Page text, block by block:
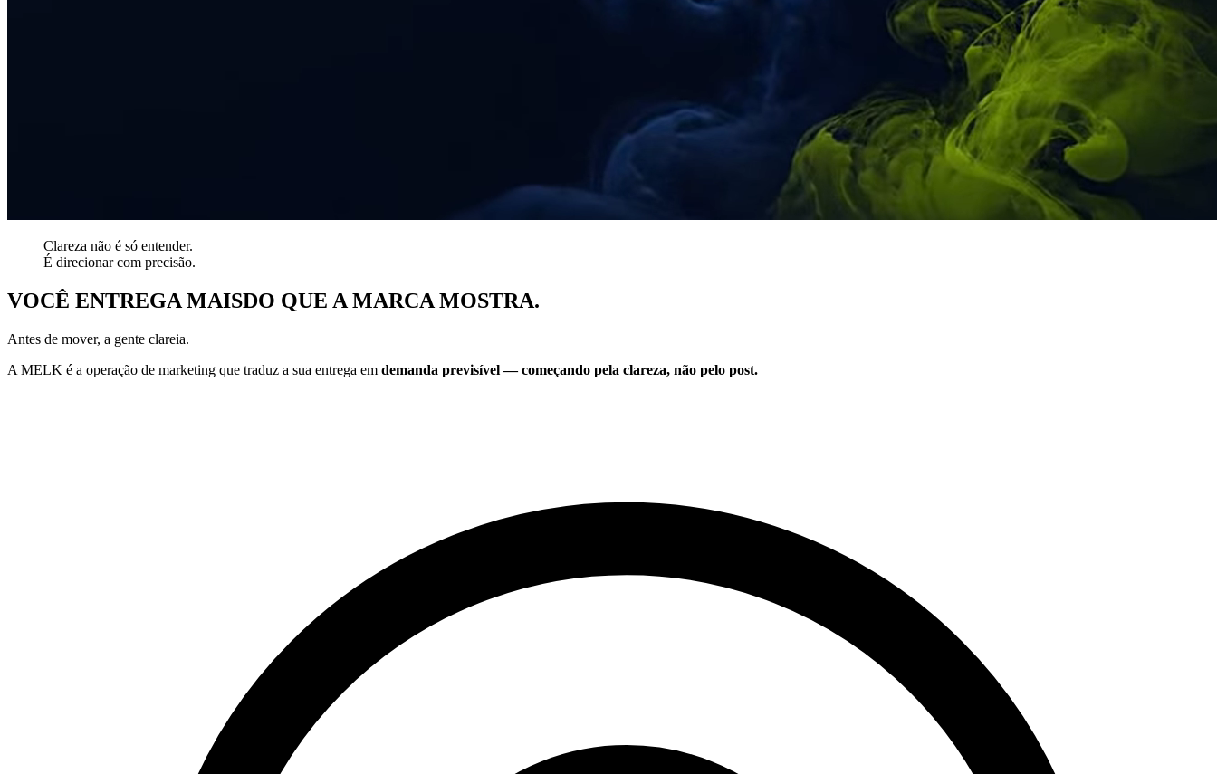
Clareza não é só entender.
É direcionarcom precisão.
VOCÊ ENTREGA MAISDO QUE A MARCA MOSTRA.
Antes de mover, a gente clareia.
A MELK é a operação de marketing que traduz a sua entrega em demanda previsível — começando pela clareza, não pelo post.